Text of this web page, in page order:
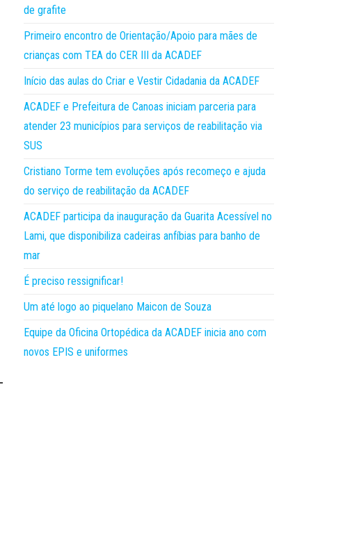
de grafite
Primeiro encontro de Orientação/Apoio para mães de
crianças com TEA do CER III da ACADEF
Início das aulas do Criar e Vestir Cidadania da ACADEF
ACADEF e Prefeitura de Canoas iniciam parceria para
atender 23 municípios para serviços de reabilitação via
SUS
Cristiano Torme tem evoluções após recomeço e ajuda
do serviço de reabilitação da ACADEF
ACADEF participa da inauguração da Guarita Acessível no
Lami, que disponibiliza cadeiras anfíbias para banho de
mar
É preciso ressignificar!
Um até logo ao piquelano Maicon de Souza
Equipe da Oficina Ortopédica da ACADEF inicia ano com
novos EPIS e uniformes